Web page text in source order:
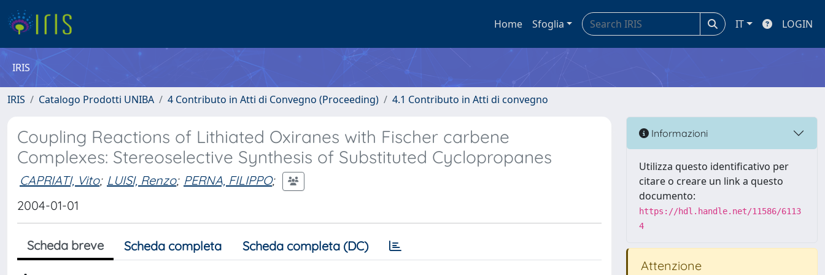
Home Sfoglia IT LOGIN
IRIS
IRIS Catalogo Prodotti UNIBA 4 Contributo in Atti di Convegno (Proceeding) 4.1 Contributo in Atti di convegno
Coupling Reactions of Lithiated Oxiranes with Fischer carbene
Complexes: Stereoselective Synthesis of Substituted Cyclopropanes
CAPRIATI, Vito; LUISI, Renzo; PERNA, FILIPPO;
2004-01-01
Scheda breve Scheda completa Scheda completa (DC)
Informazioni
Utilizza questo identificativo per
citare o creare un link a questo
documento:
https://hdl.handle.net/11586/6113
4
Attenzione